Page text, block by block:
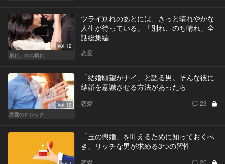
Vol.12
別れ、のち晴れ
ツライ別れのあとには、きっと晴れやかな
人生が待っている。「別れ、のち晴れ」全
話総集編
恋愛
Vol.10
恋愛のロジック
「結婚願望がナイ」と語る男。そんな彼に
結婚を意識させる方法があったら
恋愛 23
「玉の輿婚」を叶えるために知っておくべ
き、リッチな男が求める3つの習性